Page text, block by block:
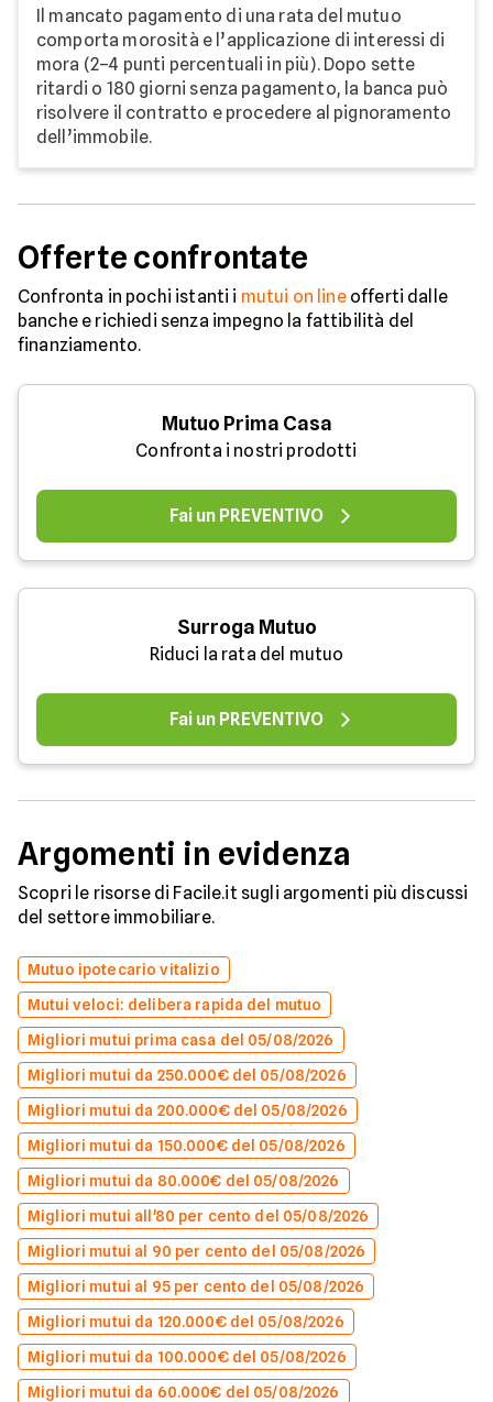
Il mancato pagamento di una rata del mutuo
comporta morosità e l’applicazione di interessi di
mora (2–4 punti percentuali in più). Dopo sette
ritardi o 180 giorni senza pagamento, la banca può
risolvere il contratto e procedere al pignoramento
dell’immobile.
Offerte confrontate
Confronta in pochi istanti i mutui on lineofferti dalle
banche e richiedi senza impegno la fattibilità del
finanziamento.
Mutuo Prima Casa
Confronta i nostri prodotti
Fai un PREVENTIVO
Surroga Mutuo
Riduci la rata del mutuo
Fai un PREVENTIVO
Argomenti in evidenza
Scopri le risorse di Facile.it sugli argomenti più discussi
del settore immobiliare.
Mutuo ipotecario vitalizio
Mutui veloci: delibera rapida del mutuo
Migliori mutui prima casa del 05/08/2026
Migliori mutui da 250.000€ del 05/08/2026
Migliori mutui da 200.000€ del 05/08/2026
Migliori mutui da 150.000€ del 05/08/2026
Migliori mutui da 80.000€ del 05/08/2026
Migliori mutui all'80 per cento del 05/08/2026
Migliori mutui al 90 per cento del 05/08/2026
Migliori mutui al 95 per cento del 05/08/2026
Migliori mutui da 120.000€ del 05/08/2026
Migliori mutui da 100.000€ del 05/08/2026
Migliori mutui da 60.000€ del 05/08/2026